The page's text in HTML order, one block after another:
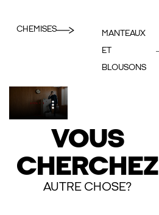
CHEMISES
MANTEAUX
ET
BLOUSONS
VOUS
CHERCHEZ
AUTRE CHOSE?